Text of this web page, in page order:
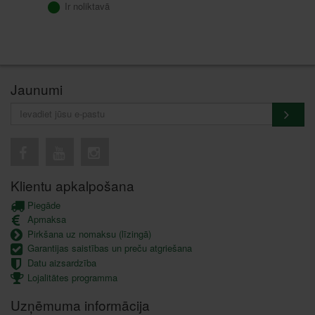
Ir noliktavā
Jaunumi
Klientu apkalpošana
Piegāde
Apmaksa
Pirkšana uz nomaksu (līzingā)
Garantijas saistības un preču atgriešana
Datu aizsardzība
Lojalitātes programma
Uzņēmuma informācija